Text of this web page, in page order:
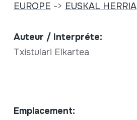
EUROPE -> EUSKAL HERRIA
Auteur / Interpréte:
Txistulari Elkartea
Emplacement: